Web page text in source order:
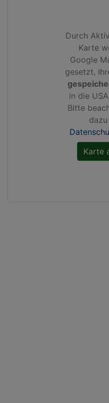
Durch
Karte
Google
gesetzt,
in die
Bitte